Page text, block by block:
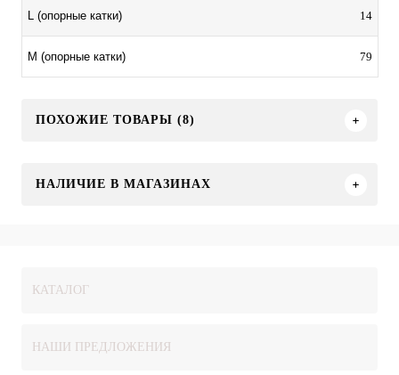
L (опорные катки) 14
M (опорные катки) 79
ПОХОЖИЕ ТОВАРЫ (8)
НАЛИЧИЕ В МАГАЗИНАХ
КАТАЛОГ
НАШИ ПРЕДЛОЖЕНИЯ